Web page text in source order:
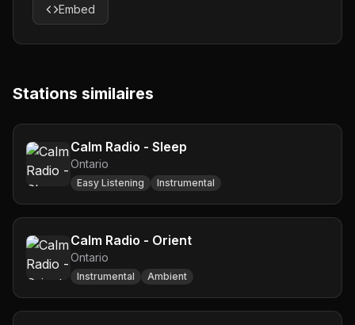
Embed
Stations similaires
Calm Radio - Sleep
Ontario
Easy Listening Instrumental
Calm Radio - Orient
Ontario
Instrumental Ambient